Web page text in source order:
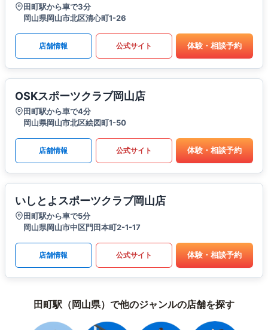
田町駅から車で3分
岡山県岡山市北区清心町1-26
店舗情報 公式サイト 体験・相談予約
OSKスポーツクラブ岡山店
田町駅から車で4分
岡山県岡山市北区絵図町1-50
店舗情報 公式サイト 体験・相談予約
いしとよスポーツクラブ岡山店
田町駅から車で5分
岡山県岡山市中区門田本町2-1-17
店舗情報 公式サイト 体験・相談予約
田町駅（岡山県）で他のジャンルの店舗を探す